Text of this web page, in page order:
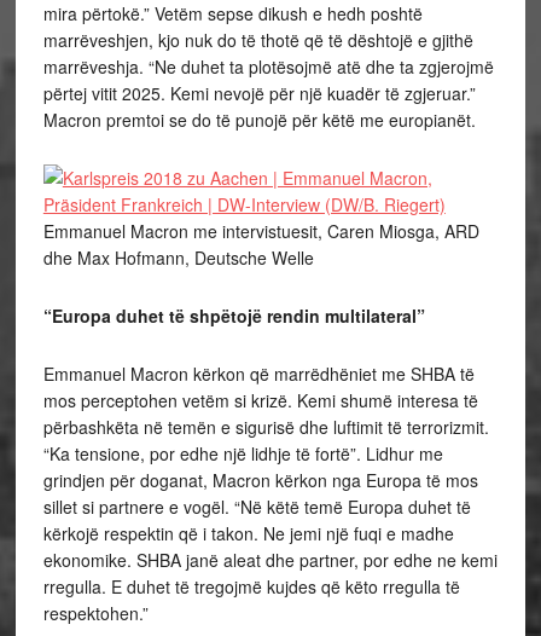
mira përtokë.” Vetëm sepse dikush e hedh poshtë
marrëveshjen, kjo nuk do të thotë që të dështojë e gjithë
marrëveshja. “Ne duhet ta plotësojmë atë dhe ta zgjerojmë
përtej vitit 2025. Kemi nevojë për një kuadër të zgjeruar.”
Macron premtoi se do të punojë për këtë me europianët.
Emmanuel Macron me intervistuesit, Caren Miosga, ARD
dhe Max Hofmann, Deutsche Welle
“Europa duhet të shpëtojë rendin multilateral”
Emmanuel Macron kërkon që marrëdhëniet me SHBA të
mos perceptohen vetëm si krizë. Kemi shumë interesa të
përbashkëta në temën e sigurisë dhe luftimit të terrorizmit.
“Ka tensione, por edhe një lidhje të fortë”. Lidhur me
grindjen për doganat, Macron kërkon nga Europa të mos
sillet si partnere e vogël. “Në këtë temë Europa duhet të
kërkojë respektin që i takon. Ne jemi një fuqi e madhe
ekonomike. SHBA janë aleat dhe partner, por edhe ne kemi
rregulla. E duhet të tregojmë kujdes që këto rregulla të
respektohen.”